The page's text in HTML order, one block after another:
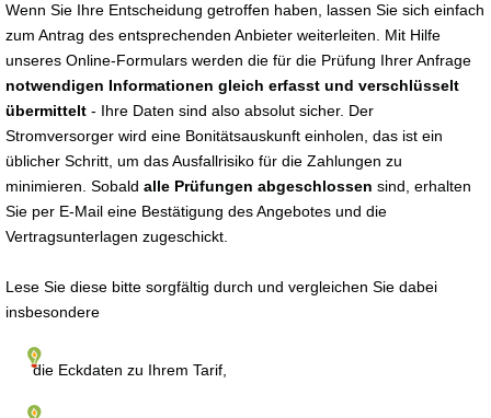
Wenn Sie Ihre Entscheidung getroffen haben, lassen Sie sich einfach
zum Antrag des entsprechenden Anbieter weiterleiten. Mit Hilfe
unseres Online-Formulars werden die für die Prüfung Ihrer Anfrage
notwendigen Informationen gleich erfasst und verschlüsselt
übermittelt - Ihre Daten sind also absolut sicher. Der
Stromversorger wird eine Bonitätsauskunft einholen, das ist ein
üblicher Schritt, um das Ausfallrisiko für die Zahlungen zu
minimieren. Sobald alle Prüfungen abgeschlossen sind, erhalten
Sie per E-Mail eine Bestätigung des Angebotes und die
Vertragsunterlagen zugeschickt.
Lese Sie diese bitte sorgfältig durch und vergleichen Sie dabei
insbesondere
die Eckdaten zu Ihrem Tarif,